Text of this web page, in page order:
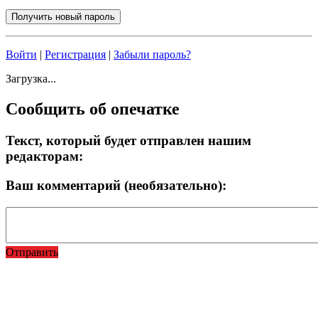
Войти Регистрация
Забыли пароль?
Загрузка...
Сообщить об опечатке
Текст, который будет отправлен нашим
редакторам:
Ваш комментарий (необязательно):
Отправить